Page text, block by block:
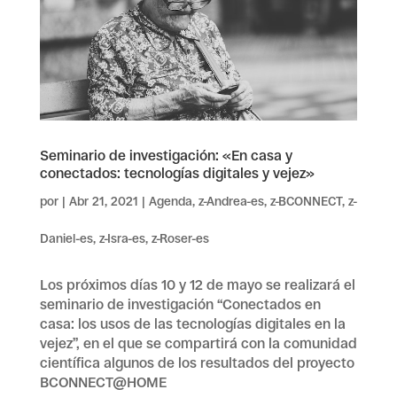
Seminario de investigación: «En casa y
conectados: tecnologías digitales y vejez»
por | Abr 21, 2021 | Agenda, z-Andrea-es, z-BCONNECT, z-
Daniel-es, z-Isra-es, z-Roser-es
Los próximos días 10 y 12 de mayo se realizará el
seminario de investigación “Conectados en
casa: los usos de las tecnologías digitales en la
vejez”, en el que se compartirá con la comunidad
científica algunos de los resultados del proyecto
BCONNECT@HOME